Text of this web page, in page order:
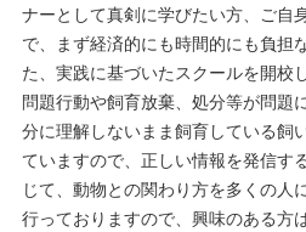
ナーとして真剣に学びたい方、ご自
で、まず経済的にも時間的にも負担
た、実践に基づいたスクールを開校
問題行動や飼育放棄、処分等が問題
分に理解しないまま飼育している飼
ていますので、正しい情報を発信す
じて、動物との関わり方を多くの人
行っておりますので、興味のある方